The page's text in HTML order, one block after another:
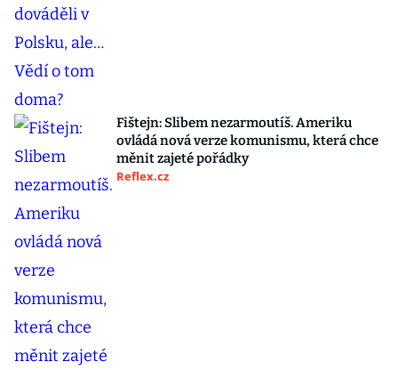
Fištejn: Slibem nezarmoutíš. Ameriku
ovládá nová verze komunismu, která chce
měnit zajeté pořádky
Reflex.cz